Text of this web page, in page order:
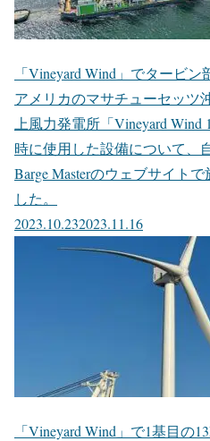
「Vineyard Wind」でタービ
アメリカのマサチューセッツ
上風力発電所「Vineyard
時に使用した設備について、
Barge Masterのウェブサイト
した。
2023.10.232023.11.16
「Vineyard Wind」で1基目の